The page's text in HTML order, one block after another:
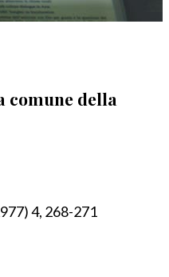
comune della
4, 268-271